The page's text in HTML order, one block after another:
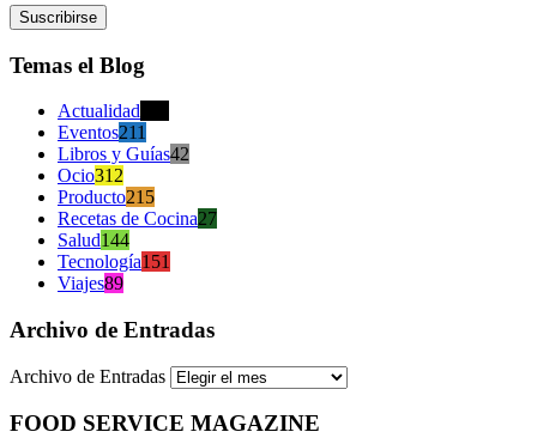
Temas el Blog
Actualidad
Eventos211
Libros y Guías42
Ocio312
Producto215
Recetas de Cocina27
Salud144
Tecnología151
Viajes89
Archivo de Entradas
Archivo de Entradas
FOOD SERVICE MAGAZINE